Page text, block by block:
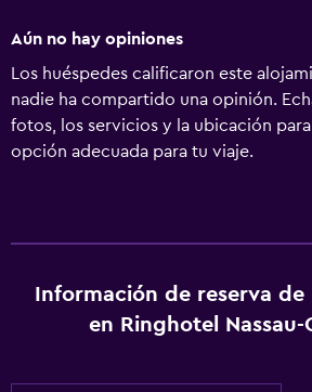
Aún no hay opiniones
Los huéspedes calificaron este
nadie ha compartido una opinión.
fotos, los servicios y la ubicación
opción adecuada para tu viaje.
Información de reserva
en Ringhotel Nassau-